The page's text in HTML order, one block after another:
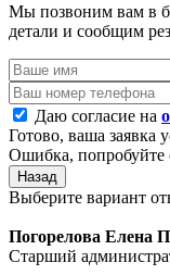
Мы позвоним вам в
детали и сообщим
Даю согласие на
Готово, ваша заявка
Ошибка, попробуйте
Назад
Выберите вариант
Погорелова Елена
Старший